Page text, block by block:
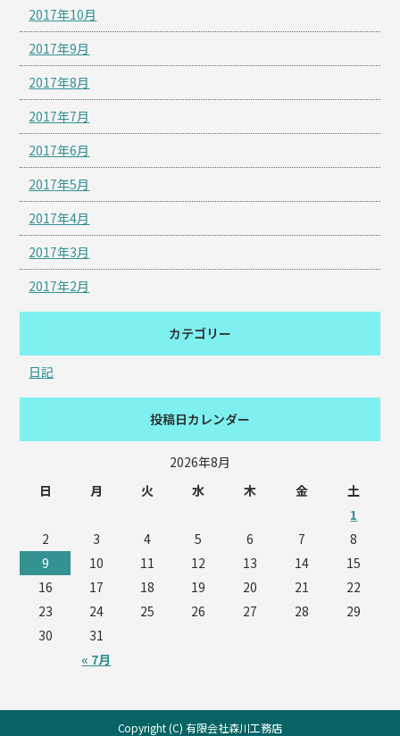
2017年10月
2017年9月
2017年8月
2017年7月
2017年6月
2017年5月
2017年4月
2017年3月
2017年2月
カテゴリー
日記
投稿日カレンダー
2026年8月
日
月 火 水 木 金 土
« 7月
1
2
3 4 5 6 7
8
9
10 11 12 13 14
15
16
17 18 19 20 21
22
23
24 25 26 27 28
29
30
31
Copyright (C) 有限会社森川工務店